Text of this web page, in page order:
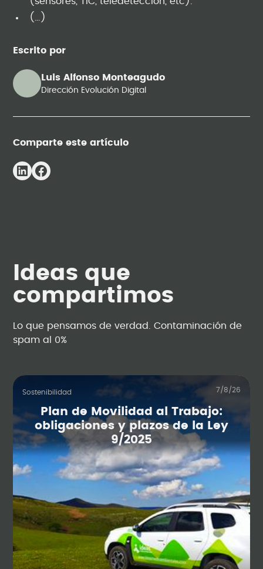
Escrito por
Luis Alfonso Monteagudo
Dirección Evolución Digital
Comparte este artículo
(…)
Ideas que
compartimos
Lo que pensamos de verdad. Contaminación de
spam al 0%
Sostenibilidad 7/8/26
Plan de Movilidad al Trabajo:
obligaciones y plazos de la Ley
9/2025